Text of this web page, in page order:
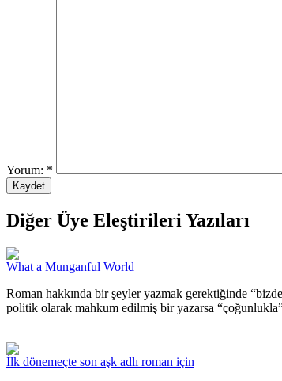
Yorum: *
Diğer Üye Eleştirileri Yazıları
What a Munganful World
Roman hakkında bir şeyler yazmak gerektiğinde
politik olarak mahkum edilmiş bir yazarsa
İlk dönemeçte son aşk adlı roman için